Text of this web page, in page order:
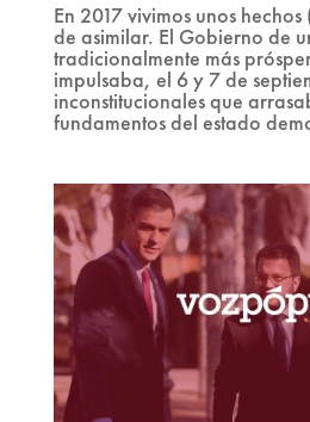
En 2017 vivimos unos
de asimilar. El Gobierno de
tradicionalmente más
impulsaba, el 6 y 7 de
inconstitucionales que
fundamentos del estado